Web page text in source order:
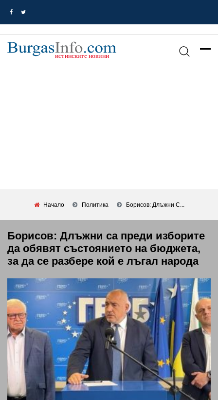
Начало Политика Борисов: Длъжни С...
Борисов: Длъжни са преди изборите
да обявят състоянието на бюджета,
за да се разбере кой е лъгал народа